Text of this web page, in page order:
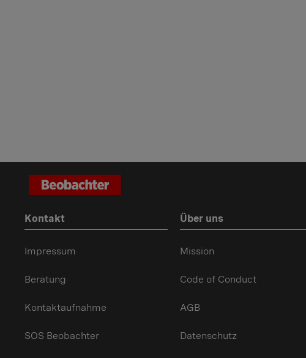
Kontakt
Impressum
Beratung
Kontaktaufnahme
SOS Beobachter
Über uns
Mission
Code of Conduct
AGB
Datenschutz